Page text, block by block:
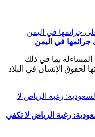
في اليمن
المساءلة بما في ذلك
لحقوق الإنسان في البلاد
رغبة الرياض لا تكفي